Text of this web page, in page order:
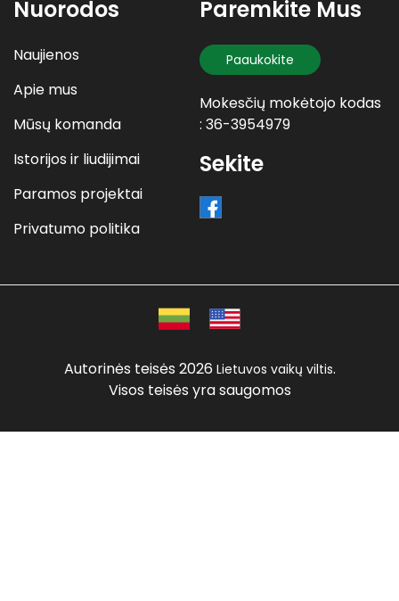
Nuorodos
Naujienos
Apie mus
Mūsų komanda
Istorijos ir liudijimai
Paramos projektai
Privatumo politika
Paremkite Mus
Paaukokite
Mokesčių mokėtojo kodas
: 36-3954979
Sekite
Autorinės teisės 2026 Lietuvos vaikų viltis.
Visos teisės yra saugomos